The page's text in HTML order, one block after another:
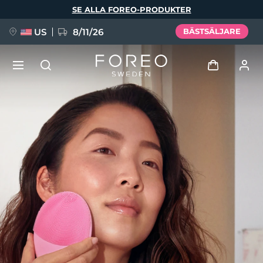
SE ALLA FOREO-PRODUKTER
US 8/11/26 BÄSTSÄLJARE
Användarprofil
Mina enheter
Mina beställningar
Mina adresser
Mina prenumerationer
FAQ™ Pure Beauty-Tech Elixir
BREAKING NEWS
issa™ Teeth Whitening Set
Språk
English Deutsch
Español
Français
Italiano
Português
Polski
Svenska
Русский
Türkçe
简体中文 繁體中文